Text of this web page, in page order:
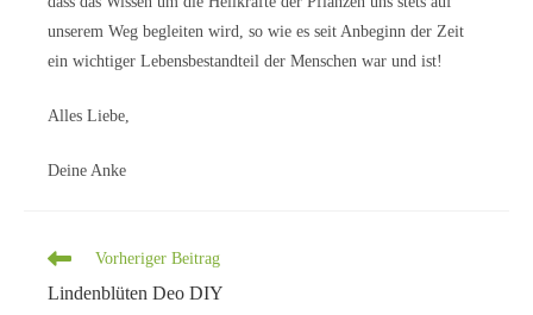
unserem Weg begleiten wird, so wie es seit Anbeginn der Zeit
ein wichtiger Lebensbestandteil der Menschen war und ist!
Alles Liebe,
Deine Anke
Weitere
ansehen
Vorheriger Beitrag
Lindenblüten Deo DIY